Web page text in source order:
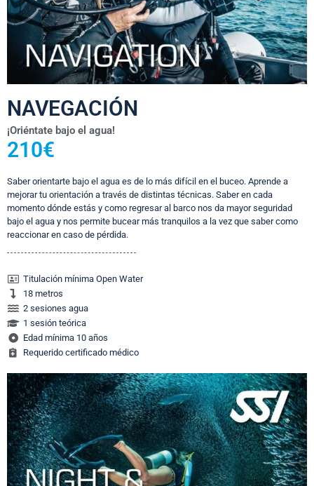
NAVEGACIÓN
¡Oriéntate bajo el agua!
210€
Saber orientarte bajo el agua es de lo más difícil en el buceo. Aprende a
mejorar tu orientación a través de distintas técnicas. Saber en cada
momento dónde estás y como regresar al barco nos da mayor seguridad
bajo el agua y nos permite bucear más tranquilos a la vez que saber como
reaccionar en caso de pérdida.
Titulación mínima Open Water
18 metros
2 sesiones agua
1 sesión teórica
Edad mínima 10 años
Requerido certificado médico